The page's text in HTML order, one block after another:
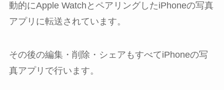
動的にApple WatchとペアリングしたiPhoneの写真
アプリに転送されています。
その後の編集・削除・シェアもすべてiPhoneの写
真アプリで行います。